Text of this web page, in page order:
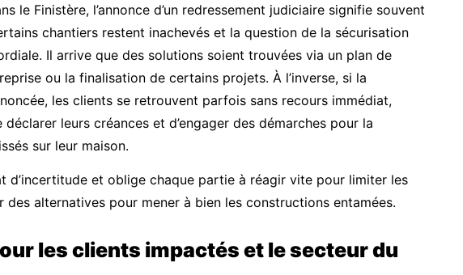
le Finistère, l’annonce d’un redressement judiciaire signifie souvent
chantiers restent inachevés et la question de la sécurisation
Il arrive que des solutions soient trouvées via un plan de
ou la finalisation de certains projets. À l’inverse, si la
les clients se retrouvent parfois sans recours immédiat,
leurs créances et d’engager des démarches pour la
sur leur maison.
d’incertitude et oblige chaque partie à réagir vite pour limiter les
alternatives pour mener à bien les constructions entamées.
les clients impactés et le secteur du